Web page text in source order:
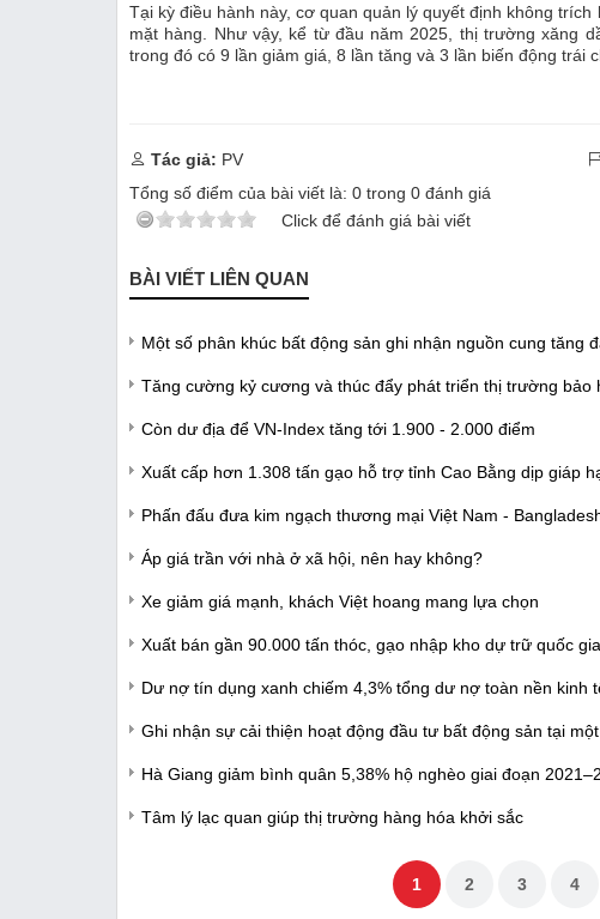
Tại kỳ điều hành này, cơ quan quản lý quyết định không
mặt hàng. Như vậy, kể từ đầu năm 2025, thị trường xăng
trong đó có 9 lần giảm giá, 8 lần tăng và 3 lần biến động trái
Tác giả: PV
Tổng số điểm của bài viết là: 0 trong 0 đánh giá
Click để đánh giá bài viết
BÀI VIẾT LIÊN QUAN
Một số phân khúc bất động sản ghi nhận nguồn cung tăng
Tăng cường kỷ cương và thúc đẩy phát triển thị trường bảo
Còn dư địa để VN-Index tăng tới 1.900 - 2.000 điểm
Xuất cấp hơn 1.308 tấn gạo hỗ trợ tỉnh Cao Bằng dịp giáp
Phấn đấu đưa kim ngạch thương mại Việt Nam -
Áp giá trần với nhà ở xã hội, nên hay không?
Xe giảm giá mạnh, khách Việt hoang mang lựa chọn
Xuất bán gần 90.000 tấn thóc, gạo nhập kho dự trữ quốc gia
Dư nợ tín dụng xanh chiếm 4,3% tổng dư nợ toàn nền kinh
Ghi nhận sự cải thiện hoạt động đầu tư bất động sản tại
Hà Giang giảm bình quân 5,38% hộ nghèo giai đoạn
Tâm lý lạc quan giúp thị trường hàng hóa khởi sắc
1 2 3 4